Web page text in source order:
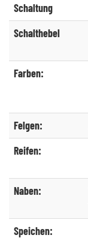
Schaltung
Schalthebel
Farben:
Felgen:
Reifen:
Naben:
Speichen: